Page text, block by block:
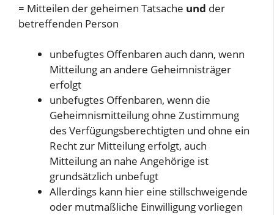
= Mitteilen der geheimen Tatsache und der
betreffenden Person
unbefugtes Offenbaren auch dann, wenn
Mitteilung an andere Geheimnisträger
erfolgt
unbefugtes Offenbaren, wenn die
Geheimnismitteilung ohne Zustimmung
des Verfügungsberechtigten und ohne ein
Recht zur Mitteilung erfolgt, auch
Mitteilung an nahe Angehörige ist
grundsätzlich unbefugt
Allerdings kann hier eine stillschweigende
oder mutmaßliche Einwilligung vorliegen